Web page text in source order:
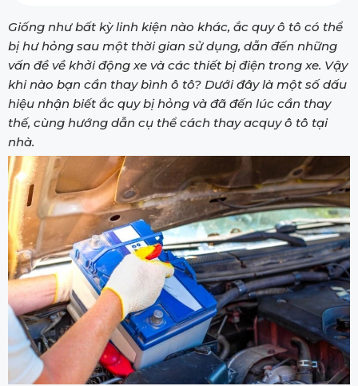
Giống như bất kỳ linh kiện nào khác, ắc quy ô tô có thể
bị hư hỏng sau một thời gian sử dụng, dẫn đến những
vấn đề về khởi động xe và các thiết bị điện trong xe. Vậy
khi nào bạn cần thay bình ô tô? Dưới đây là một số dấu
hiệu nhận biết ắc quy bị hỏng và đã đến lúc cần thay
thế, cùng hướng dẫn cụ thể cách thay acquy ô tô tại
nhà.